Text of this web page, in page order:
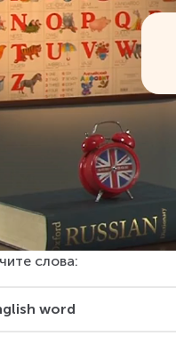
слова:
word